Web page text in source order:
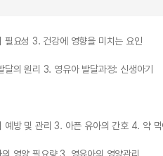
요성 3. 건강에 영향을 미치는 요인
의 원리 3. 영유아 발달과정: 신생아기
방 및 관리 3. 아픈 유아의 간호 4. 약 먹